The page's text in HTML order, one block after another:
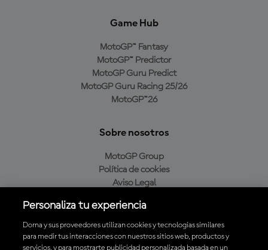
Game Hub
MotoGP™ Fantasy
MotoGP™ Predictor
MotoGP Guru Predict
MotoGP Guru Racing 25/26
MotoGP™26
Sobre nosotros
MotoGP Group
Política de cookies
Aviso Legal
Política de compra
Personaliza tu experiencia
Dorna y sus proveedores utilizan cookies y tecnologías similares
para medir tus interacciones con nuestros sitios web, productos y
servicios, y para mostrarte publicidad personalizada basada en un